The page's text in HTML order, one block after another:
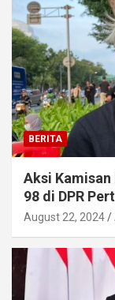
BERITA
Aksi
98 di DPR
August 22, 2024